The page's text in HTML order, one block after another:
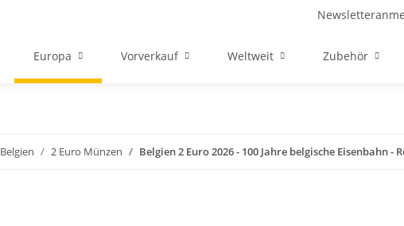
Europa Vorverkauf Weltweit Zubehör
Belgien 2 Euro Münzen Belgien 2 Euro 2026 - 100 Jahre belgische Eisenbahn -